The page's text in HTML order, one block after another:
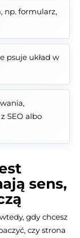
np. formularz,
psuje układ w
SEO albo
sens,
gdy chcesz
czy strona